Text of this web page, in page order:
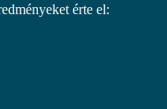
érte el: